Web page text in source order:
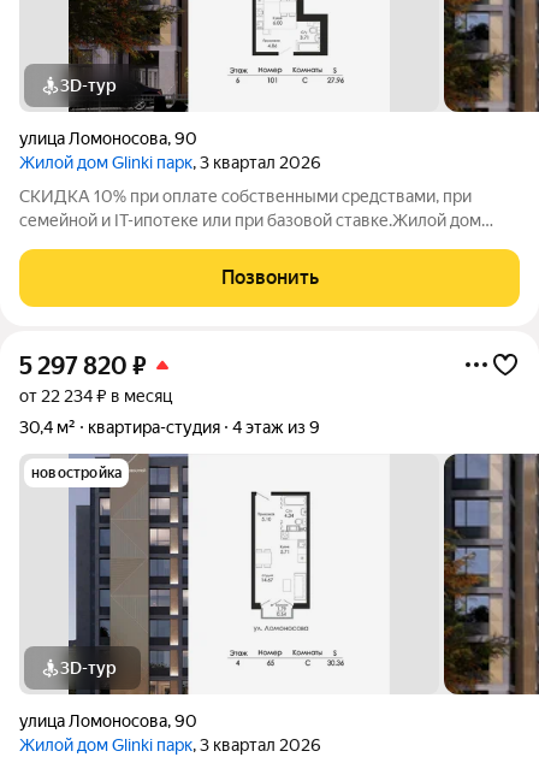
3D-тур
улица Ломоносова,90
Жилой дом Glinki парк, 3 квартал 2026
СКИДКА 10% при оплате собственными средствами, при
семейной и IT-ипотеке или при базовой ставке.Жилой дом
комфортной жизни в окружении зелени вокруг несколько
крупных парков и садов. Это 9-этажный
Позвонить
5 297 820 ₽
от 22 234 ₽ в месяц
30,4 м²
квартира-студия 4 этаж из 9
новостройка
3D-тур
улица Ломоносова,90
Жилой дом Glinki парк, 3 квартал 2026